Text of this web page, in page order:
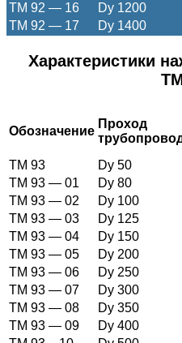
ТМ 92 — 16 Dy 1200
ТМ 92 — 17
Dy 1400
Характеристики
Обозначение
Проход
ТМ 93
Dy 50
ТМ 93 — 01 Dy 80
ТМ 93 — 02
Dy 100
ТМ 93 — 03
Dy 125
ТМ 93 — 04
Dy 150
ТМ 93 — 05
Dy 200
ТМ 93 — 06
Dy 250
ТМ 93 — 07
Dy 300
ТМ 93 — 08
Dy 350
ТМ 93 — 09
Dy 400